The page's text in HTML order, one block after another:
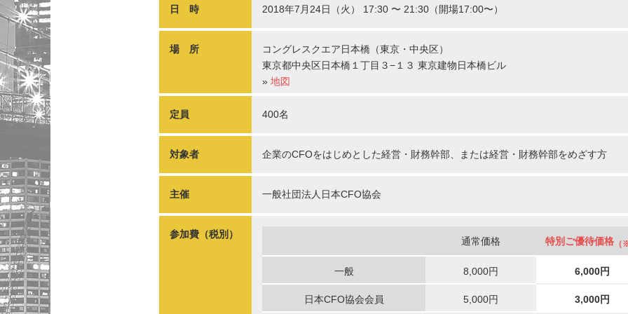
日 時 2018年7月24日（火） 17:30 〜 21:30（開場17:00〜）
場 所
コングレスクエア日本橋（東京・中央区）
東京都中央区日本橋１丁目３−１３ 東京建物日本橋ビル
» 地図
定員 400名
対象者 企業のCFOをはじめとした経営・財務幹部、または経営・財務幹部をめざす方
主催 一般社団法人日本CFO協会
参加費（税別）
通常価格 特別ご優待価格（
一般 8,000円 6,000円
日本CFO協会会員 5,000円 3,000円